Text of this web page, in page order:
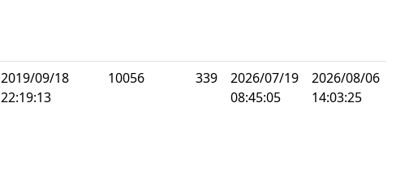
2019/09/18
22:19:13
10056 339
2026/07/19
08:45:05
2026/08/06
14:03:25